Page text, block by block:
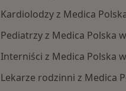
Kardiolodzy z Medica
Pediatrzy z Medica Polska
Interniści z Medica Polska
Lekarze rodzinni z Medica